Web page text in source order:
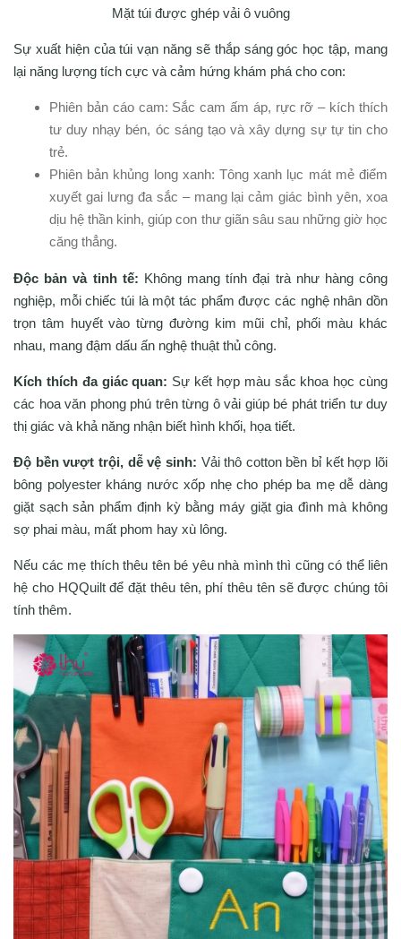
Mặt túi được ghép vải ô vuông
Sự xuất hiện của túi vạn năng sẽ thắp sáng góc học tập, mang
lại năng lượng tích cực và cảm hứng khám phá cho con:
Phiên bản cáo cam: Sắc cam ấm áp, rực rỡ – kích thích
tư duy nhạy bén, óc sáng tạo và xây dựng sự tự tin cho
trẻ.
Phiên bản khủng long xanh: Tông xanh lục mát mẻ điểm
xuyết gai lưng đa sắc – mang lại cảm giác bình yên, xoa
dịu hệ thần kinh, giúp con thư giãn sâu sau những giờ học
căng thẳng.
Độc bản và tinh tế: Không mang tính đại trà như hàng công
nghiệp, mỗi chiếc túi là một tác phẩm được các nghệ nhân dồn
trọn tâm huyết vào từng đường kim mũi chỉ, phối màu khác
nhau, mang đậm dấu ấn nghệ thuật thủ công.
Kích thích đa giác quan: Sự kết hợp màu sắc khoa học cùng
các hoa văn phong phú trên từng ô vải giúp bé phát triển tư duy
thị giác và khả năng nhận biết hình khối, họa tiết.
Độ bền vượt trội, dễ vệ sinh: Vải thô cotton bền bỉ kết hợp lõi
bông polyester kháng nước xốp nhẹ cho phép ba mẹ dễ dàng
giặt sạch sản phẩm định kỳ bằng máy giặt gia đình mà không
sợ phai màu, mất phom hay xù lông.
Nếu các mẹ thích thêu tên bé yêu nhà mình thì cũng có thể liên
hệ cho HQQuilt để đặt thêu tên, phí thêu tên sẽ được chúng tôi
tính thêm.